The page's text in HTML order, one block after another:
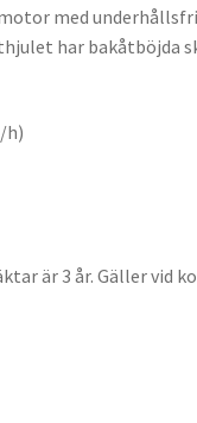
med
har bakåtböjda
h)
är 3 år. Gäller vid